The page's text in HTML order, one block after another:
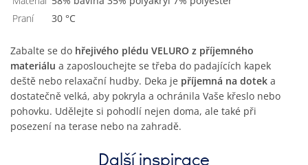
Praní
30 °C
Zabalte se do hřejivého plédu VELURO z příjemného
materiálu a zaposlouchejte se třeba do padajících kapek
deště nebo relaxační hudby. Deka je příjemná na dotek a
dostatečně velká, aby pokryla a ochránila Vaše křeslo nebo
pohovku. Udělejte si pohodlí nejen doma, ale také při
posezení na terase nebo na zahradě.
Další inspirace